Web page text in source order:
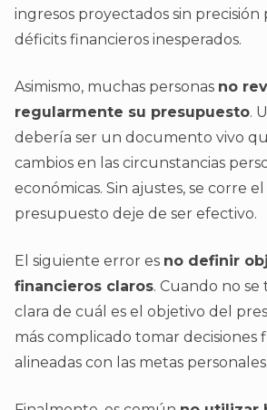
ingresos proyectados sin
déficits financieros inesperados.
Asimismo, muchas personas no
regularmente su presupuesto.
debería ser un documento vivo
cambios en las circunstancias
económicas. Sin ajustes, se corre
presupuesto deje de ser efectivo.
El siguiente error es no definir
financieros claros. Cuando no se
clara de cuál es el objetivo del
más complicado tomar decisiones
alineadas con las metas personales.